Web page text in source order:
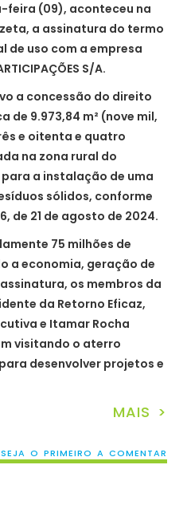
feira (09), aconteceu na
a assinatura do termo
de uso com a empresa
S/A.
a concessão do direito
de 9.973,84 m² (nove mil,
e oitenta e quatro
na zona rural do
a instalação de uma
sólidos, conforme
de 21 de agosto de 2024.
75 milhões de
a economia, geração de
os membros da
da Retorno Eficaz,
e Itamar Rocha
visitando o aterro
desenvolver projetos e
MAIS >
SEJA O PRIMEIRO A COMENTAR